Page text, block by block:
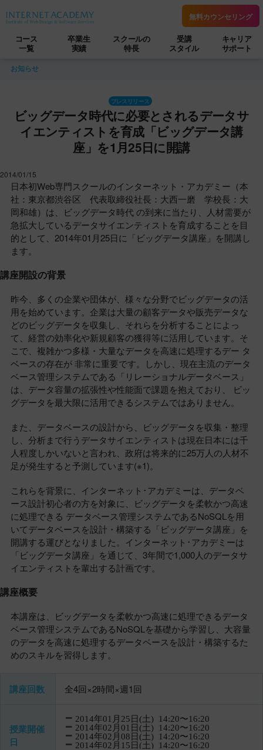
無料カウンセリング
コース
一覧
卒業生
実績
スクールの
特長
受講
スタイル
キャリア
サポート
お知らせ
プレスリリース
ビッグデータ時代に必要とされるデータサ
イエンティストを育成「ビッグデータ講
座」を1月25日に開講
2014/01/15
日本初Web専門スクールのインターネット・アカデミー（本
社：東京都渋谷区 代表取締役社長：大西一磨 学校長：大
岡和雄）は、ビッグデータ時代 の到来に当たり、人材需要が
急拡大しているデータサイエンティストを育成することを目
的として、2014年01月25日に「ビッグデータ講座」を開講し
ます。
講座開設の背景
昨今、多くの企業や団体が、様々な分野でビッグデータの活
用を始めています。企業は大量の顧客データや販売データな
どのビッグデータを収集し、それらを分析することによっ
て、経営の効率化や新規顧客の獲得等に活用しています。そ
こで、複雑かつ多様・大量なデータを高速に処理するデー タ
ベースの存在が 非常に重要です。しかし、現在主流のデータ
ベース管理システムである「リレーショナルデータベース」
は、データ容量の拡張性や性能面で課題を抱えており、 ビッ
グデータを最大限に活用できるシステムではありません。
また、データベースの設計から、ビッグデータを収集・整理
し、分析まで行うデータサイエンティストは現在日本には千
人程度しかいないと言われ、政府は将来的に25万人の人材不
足が発生すると予測しています(※1)。
これらを背景に、インターネット･アカデミーは、データベ
ース設計初心者の方を対象に、ビッグデータを柔軟かつ高速
に処理できる データベース管理システムであるNoSQLを用
いてデータベースを設計・構築する「ビッグデータ講座」を
開講する運びとなりました。インターネット･アカデミーは
「ビッグデータ講座」を通じて、3年間で1,000人のデータサ
イエンティストを輩出する計画です。
講座概要
本講座は、ビッグデータを柔軟かつ高速に処理できるデータ
ベース管理システムであるNoSQLを基礎から学習し、大容量
のデータを高速に処理するデータベースを設計・構築するた
めのスキルを習得します。
講座回数 全4回×2時間×週1回
授業開催
日
2014年01月25日(土) 14:20〜16:20
2014年02月01日(土) 14:20〜16:20
2014年02月08日(土) 14:20〜16:20
2014年02月15日(土) 14:20〜16:20